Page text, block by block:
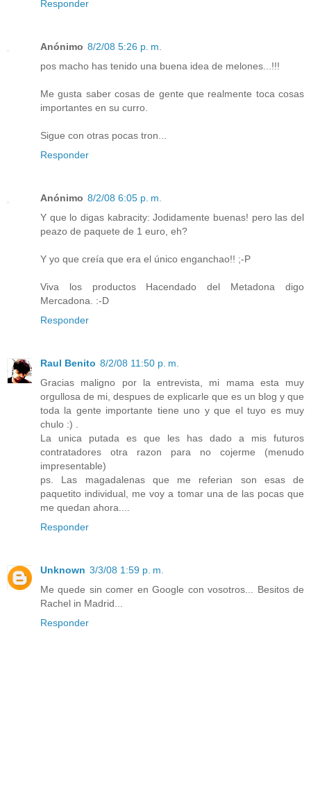
Responder
Anónimo 8/2/08 5:26 p. m.
pos macho has tenido una buena idea de melones...!!!
Me gusta saber cosas de gente que realmente toca cosas
importantes en su curro.
Sigue con otras pocas tron...
Responder
Anónimo 8/2/08 6:05 p. m.
Y que lo digas kabracity: Jodidamente buenas! pero las del
peazo de paquete de 1 euro, eh?
Y yo que creía que era el único enganchao!! ;-P
Viva los productos Hacendado del Metadona digo
Mercadona. :-D
Responder
Raul Benito 8/2/08 11:50 p. m.
Gracias maligno por la entrevista, mi mama esta muy
orgullosa de mi, despues de explicarle que es un blog y que
toda la gente importante tiene uno y que el tuyo es muy
chulo :) .
La unica putada es que les has dado a mis futuros
contratadores otra razon para no cojerme (menudo
impresentable)
ps. Las magadalenas que me referian son esas de
paquetito individual, me voy a tomar una de las pocas que
me quedan ahora....
Responder
Unknown 3/3/08 1:59 p. m.
Me quede sin comer en Google con vosotros... Besitos de
Rachel in Madrid...
Responder